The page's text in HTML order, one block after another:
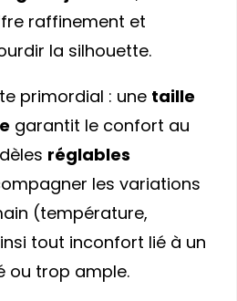
raffinement et
la silhouette.
primordial : une taille
garantit le confort au
réglables
les variations
(température,
tout inconfort lié à un
ou trop ample.